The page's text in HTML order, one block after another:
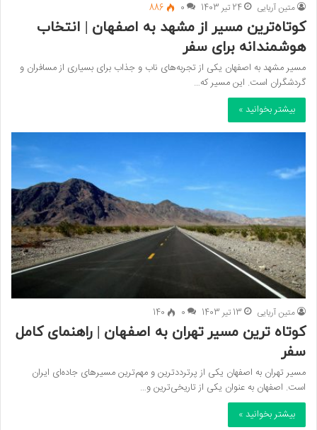
متین آریایی 24 تیر 1403 0
886
کوتاه‌ترین مسیر از مشهد به اصفهان | انتخاب
هوشمندانه برای سفر
مسیر مشهد به اصفهان یکی از تجربه‌های ناب و جذاب برای بسیاری از مسافران و
گردشگران است. این مسیر که…
بیشتر بخوانید »
متین آریایی 13 تیر 1403 0
140
کوتاه ترین مسیر تهران به اصفهان | راهنمای کامل
سفر
مسیر تهران به اصفهان یکی از پرترددترین و مهم‌ترین مسیرهای جاده‌ای ایران
است. اصفهان به عنوان یکی از تاریخی‌ترین و…
بیشتر بخوانید »